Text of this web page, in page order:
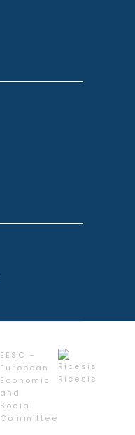
EESC –
European
Economic
and
Social
Committee
Ricesis